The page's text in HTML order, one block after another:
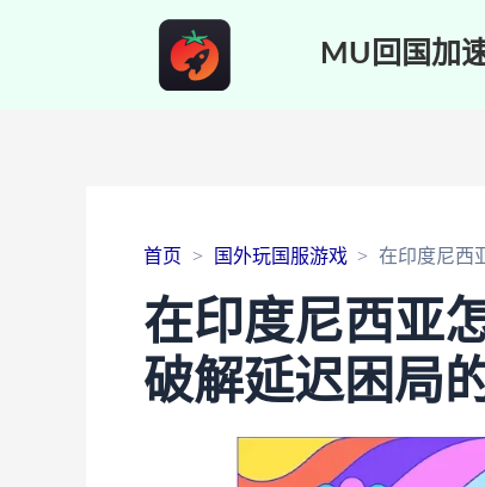
MU回国加
首页 国外玩国服游戏 在印度尼西
在印度尼西亚
破解延迟困局